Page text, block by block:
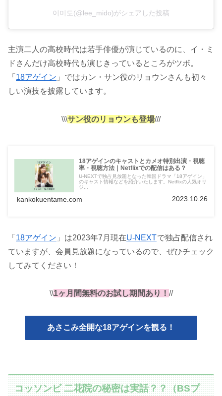
이미도(@lee_mido)がシェアした投稿
主演二人の高校時代は若手俳優が演じているのに、イ・ミ
ドさんだけ高校時代も演じきっているところがツボ。
「 18アゲイン 」ではカン・サン役のリョウンさんも初々
しい演技を披露しています。
\\\サン役のリョウンも登場///
18アゲインのキャストとカメオ特別出演・視聴
率・視聴方法｜Netflixでの配信はある？
U-NEXTで独占見放題となった韓国ドラマ「18アゲイン」
のキャスト情報などを紹介いたします。Netflixの人気オリ
ジ...
kankokuentame.com 2023.10.26
「 18アゲイン 」は2023年7月現在U-NEXTで独占配信され
ていますが、会員見放題になっているので、ぜひチェック
してみてください！
\\1ヶ月間無料のお試し期間あり！ //
あさこみ全開な18アゲインを観る！
コッソンビ 二花院の秘密は実話？？（BSプ